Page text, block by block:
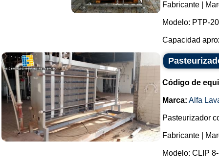
Fabricante |
Modelo: PTP-
Capacidad
Código de
Marca: Alfa
Pasteurizador
Fabricante |
Modelo: CLIP